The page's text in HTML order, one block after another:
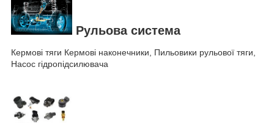
Рульова система
Кермові тяги Кермові наконечники, Пильовики рульової тяги,
Насос гідропідсилювача